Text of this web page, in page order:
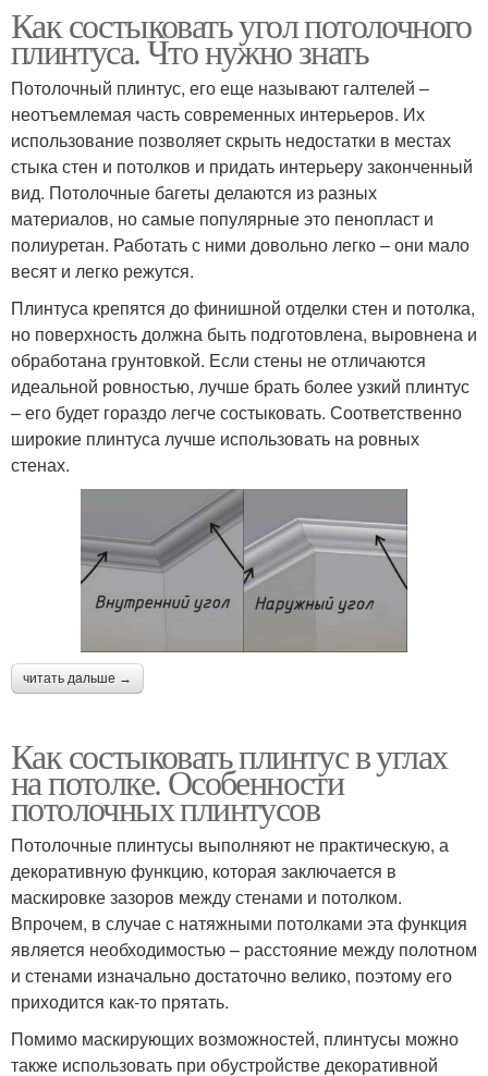
Как состыковать угол потолочного
плинтуса. Что нужно знать
Потолочный плинтус, его еще называют галтелей –
неотъемлемая часть современных интерьеров. Их
использование позволяет скрыть недостатки в местах
стыка стен и потолков и придать интерьеру законченный
вид. Потолочные багеты делаются из разных
материалов, но самые популярные это пенопласт и
полиуретан. Работать с ними довольно легко – они мало
весят и легко режутся.
Плинтуса крепятся до финишной отделки стен и потолка,
но поверхность должна быть подготовлена, выровнена и
обработана грунтовкой. Если стены не отличаются
идеальной ровностью, лучше брать более узкий плинтус
– его будет гораздо легче состыковать. Соответственно
широкие плинтуса лучше использовать на ровных
стенах.
читать дальше →
Как состыковать плинтус в углах
на потолке. Особенности
потолочных плинтусов
Потолочные плинтусы выполняют не практическую, а
декоративную функцию, которая заключается в
маскировке зазоров между стенами и потолком.
Впрочем, в случае с натяжными потолками эта функция
является необходимостью – расстояние между полотном
и стенами изначально достаточно велико, поэтому его
приходится как-то прятать.
Помимо маскирующих возможностей, плинтусы можно
также использовать при обустройстве декоративной